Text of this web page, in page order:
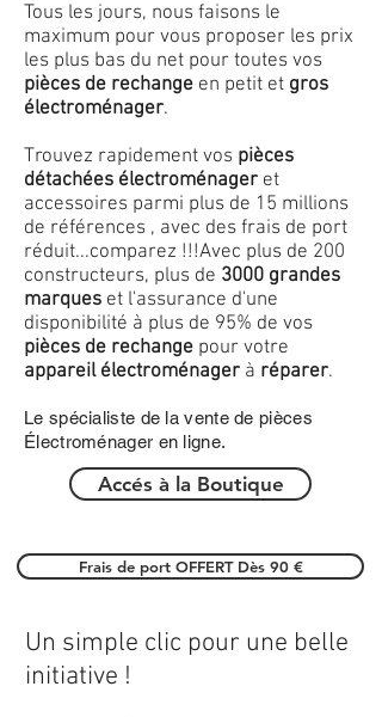
Tous les jours, nous faisons le
maximum pour vous proposer les prix
les plus bas du net pour toutes vos
pièces de rechange en petit et gros
électroménager.
Trouvez rapidement vos pièces
détachées électroménager et
accessoires parmi plus de 15 millions
de références , avec des frais de port
réduit...comparez !!!Avec plus de 200
constructeurs, plus de 3000 grandes
marques et l'assurance d'une
disponibilité à plus de 95% de vos
pièces de rechange pour votre
appareil électroménager à réparer.
Le spécialiste de la vente de pièces
Électroménager en ligne.
Accés à la Boutique
Frais de port OFFERT Dès 90 €
Un simple clic pour une belle
initiative !